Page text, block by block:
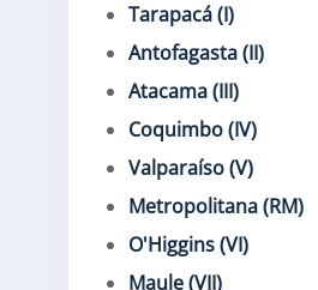
Tarapacá (I)
Antofagasta (II)
Atacama (III)
Coquimbo (IV)
Valparaíso (V)
Metropolitana (RM)
O'Higgins (VI)
Maule (VII)